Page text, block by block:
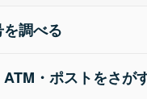
調べる
・ポストをさが